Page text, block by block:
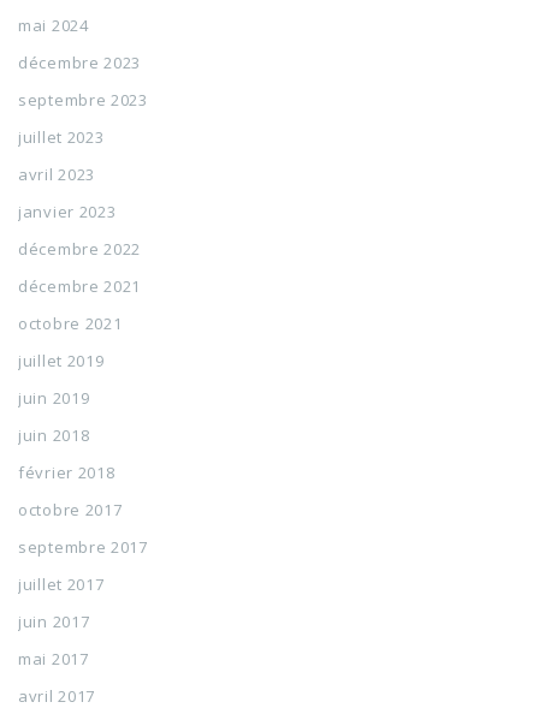
mai 2024
décembre 2023
septembre 2023
juillet 2023
avril 2023
janvier 2023
décembre 2022
décembre 2021
octobre 2021
juillet 2019
juin 2019
juin 2018
février 2018
octobre 2017
septembre 2017
juillet 2017
juin 2017
mai 2017
avril 2017